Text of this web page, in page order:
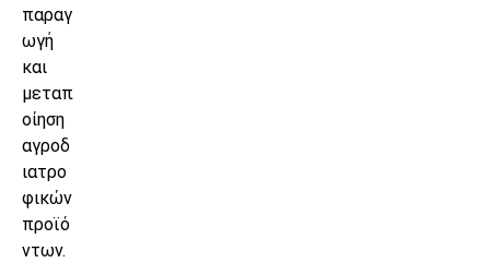
παραγ
ωγή
και
μεταπ
οίηση
αγροδ
ιατρο
φικών
προϊό
ντων.